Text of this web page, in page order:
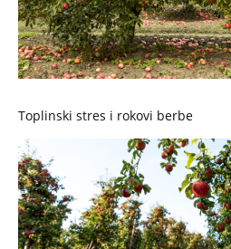
Toplinski stres i rokovi berbe